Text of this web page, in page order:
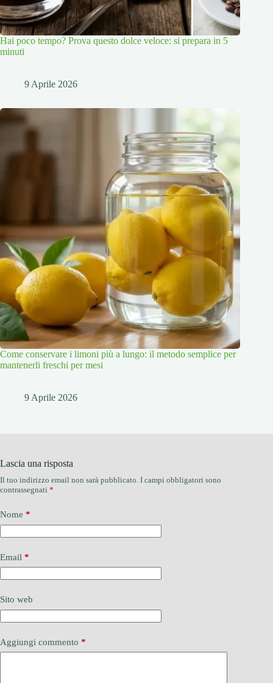
Hai poco tempo? Prova questo dolce veloce: si prepara in 5
minuti
9 Aprile 2026
Come conservare i limoni più a lungo: il metodo semplice per
mantenerli freschi per mesi
9 Aprile 2026
Lascia una risposta
Il tuo indirizzo email non sarà pubblicato. I campi obbligatori sono
contrassegnati *
Nome *
Email *
Sito web
Aggiungi commento *